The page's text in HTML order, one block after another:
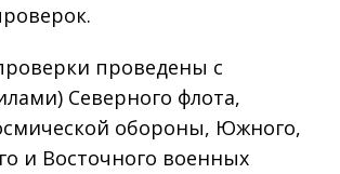
проведены с
Северного флота,
обороны, Южного,
и Восточного военных